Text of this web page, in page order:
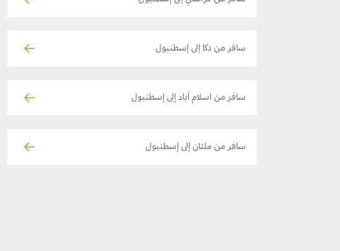
سافر من دكا إلى إسطنبول
سافر من اسلام آباد إلى إسطنبول
سافر من ملتان إلى إسطنبول